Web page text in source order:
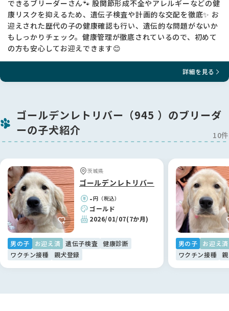
https://orivet.jp/%e3%81%8b%e8%a1%8c/）
神経セロイドリポフスチン症 NCL（CL症）（ゴールデンレトリ
バー系）
先天性眼奇形（ゴールデンレトリバー）
変性ミエロパチー/変性性脊髄症 栄養障害性表皮水疱症（ゴー
汎進行性網膜萎縮症 PRA 1 （ゴールデンレトリバー系）
骨形成不全症（ゴールデンレトリバー系）
進行性網膜桿体-錐体変性症 (prcd PRA)
骨格形成異常／骨異形成症２(中程度不均衡型小犬症)
コートカラー・形質（各犬種対象遺伝子）
－－－－－－－－－－－－－－－－－－－－－－－－－－－－
－－－－
★★★ご見学 ★★★
・火～金は13：30、土日は10：30、13：30のいずれかでご予
約下さい。月はお休みです。
・ご都合が合わないお客様はご相談ください。
・それ以外の時間は成犬・子犬のお世話やケアの時間になって
いますので時間内のご見学にご協力ください。
・販売中の子犬と両親は全てご見学頂けます。引退、ケガ等で
・お日にちと時間帯をお知らせください。電話でのやり取りを
できるブリーダーさん🐾 股関節形成不全やアレルギーなどの健
康リスクを抑えるため、遺伝子検査や計画的な交配を徹底✨ お
迎えされた歴代の子の健康確認も行い、遺伝的な問題がないか
もしっかりチェック。健康管理が徹底されているので、初めて
の方も安心してお迎えできます😊
詳細を見る
ゴールデンレトリバー（945 ）のブリーダ
ーの子犬紹介
10件
茨城県
ゴールデンレトリバー
-円（税込）
ゴールド
2026/01/07(7か月)
男の子 お迎え済 遺伝子検査
健康診断
ワクチン接種
親犬登録
男の子
お迎え済
ワクチン接種